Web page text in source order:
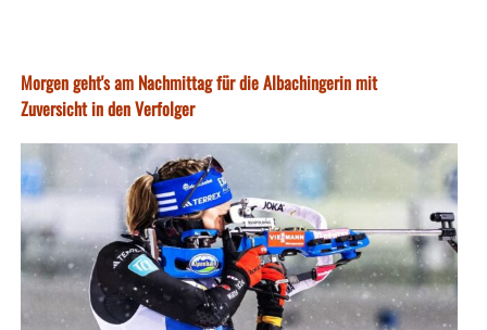
Morgen geht's am Nachmittag für die Albachingerin mit
Zuversicht in den Verfolger